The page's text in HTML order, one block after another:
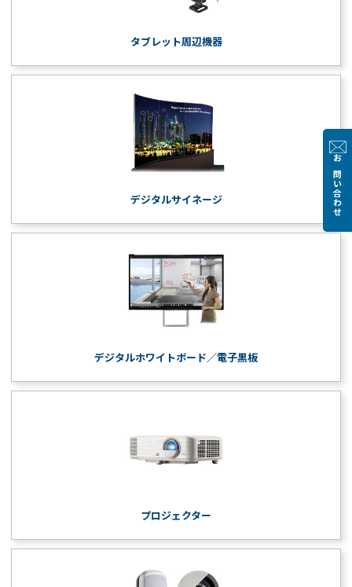
お問い合わせ
タブレット周辺機器
デジタルサイネージ
デジタルホワイトボード／電子黒板
プロジェクター